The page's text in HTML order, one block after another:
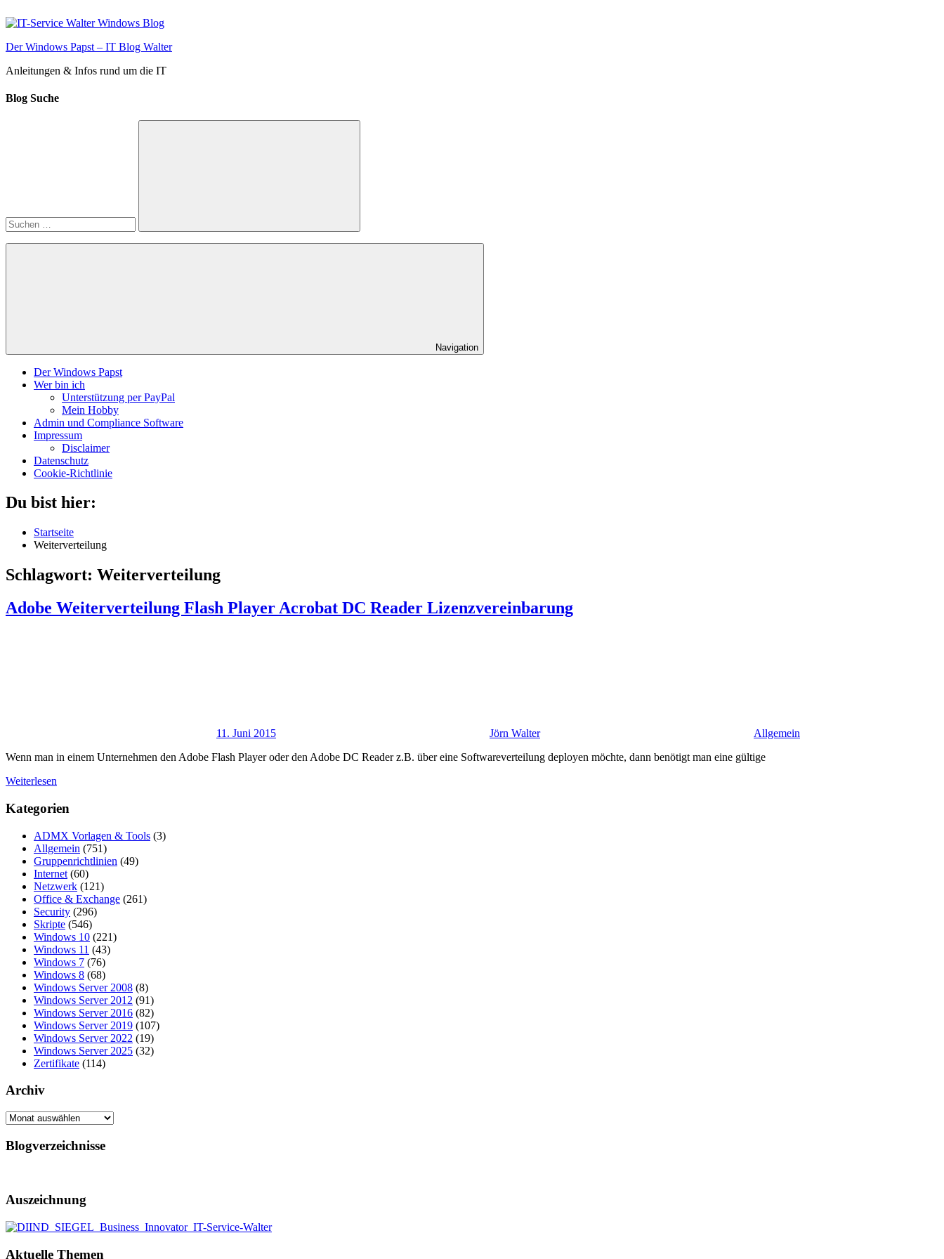
Inhalt
Der Windows Papst – IT Blog Walter
Anleitungen & Infos rund um die IT
Blog Suche
Suchen
Navigation
Der Windows Papst
Wer bin ich
Unterstützung per PayPal
Mein Hobby
Admin und Compliance Software
Impressum
Disclaimer
Datenschutz
Cookie-Richtlinie
Du bist hier:
Startseite
Weiterverteilung
Schlagwort: Weiterverteilung
Adobe Weiterverteilung Flash Player Acrobat DC Reader Lizenzvereinbarung
11. Juni 2015 Jörn Walter
Allgemein
Wenn man in einem Unternehmen den Adobe Flash Player oder den Adobe DC Reader z.B. über eine Softwareverteilung deployen möchte, dann benötigt man eine gültige
Weiterlesen
Kategorien
ADMX Vorlagen & Tools (3)
Allgemein (751)
Gruppenrichtlinien (49)
Internet (60)
Netzwerk (121)
Office & Exchange (261)
Security (296)
Skripte (546)
Windows 10 (221)
Windows 11 (43)
Windows 7 (76)
Windows 8 (68)
Windows Server 2008 (8)
Windows Server 2012 (91)
Windows Server 2016 (82)
Windows Server 2019 (107)
Windows Server 2022 (19)
Windows Server 2025 (32)
Zertifikate (114)
Archiv
Archiv
Blogverzeichnisse
Auszeichnung
Aktuelle Themen